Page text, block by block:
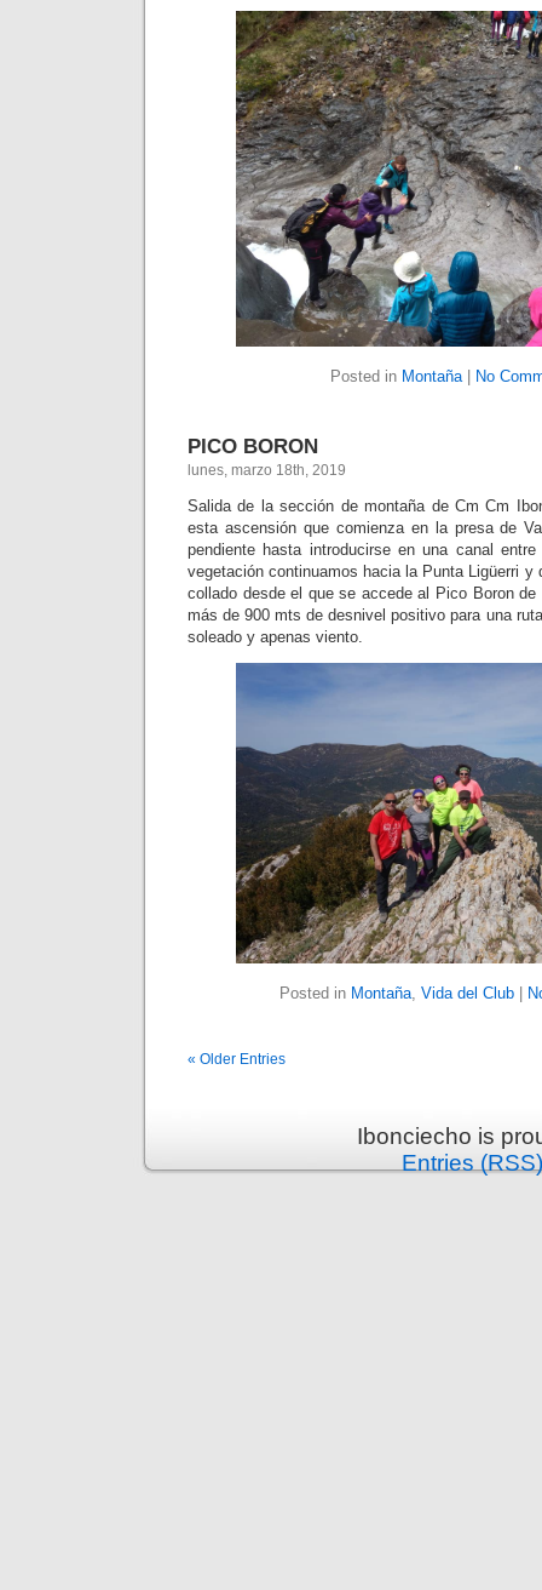
Posted in Montaña| No
PICO BORON
lunes, marzo 18th, 2019
Salida de la sección de montaña de Cm Cm
esta ascensión que comienza en la presa de
pendiente hasta introducirse en una canal
vegetación continuamos hacia la Punta Ligüerri y
collado desde el que se accede al Pico Boron
más de 900 mts de desnivel positivo para una
soleado y apenas viento.
Posted in Montaña, Vida del Club|
« Older Entries
Ibonciecho is
Entries (RSS)